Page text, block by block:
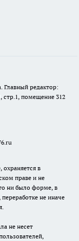
Главный редактор:
стр.1, помещение 312
в
праве и не
ни было форме, в
не иначе
не несет